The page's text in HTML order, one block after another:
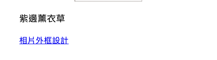
紫邊薰衣草
相片外框設計